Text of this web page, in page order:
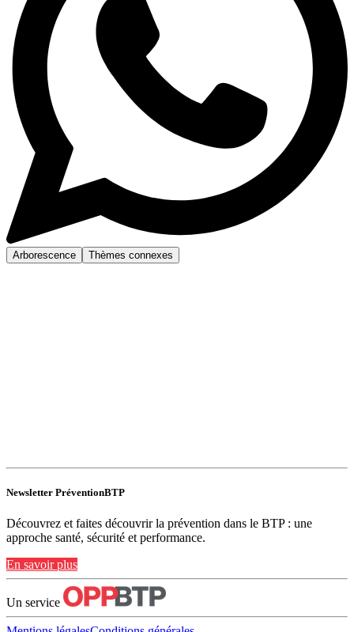
Arborescence Thèmes connexes
Newsletter PréventionBTP
Découvrez et faites découvrir la prévention dans le BTP : une
approche santé, sécurité et performance.
En savoir plus
Un service